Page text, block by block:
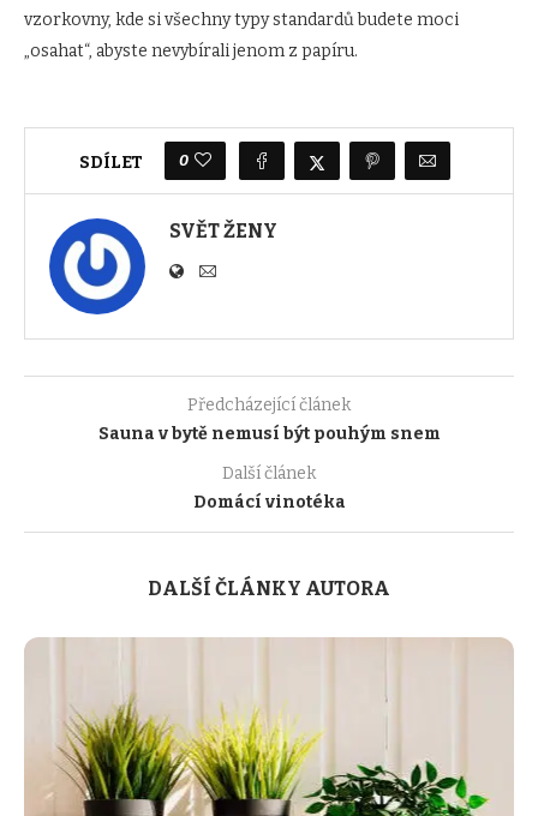
vzorkovny, kde si všechny typy standardů budete moci
„osahat“, abyste nevybírali jenom z papíru.
SDÍLET 0
SVĚT ŽENY
Předcházející článek
Sauna v bytě nemusí být pouhým snem
Další článek
Domácí vinotéka
DALŠÍ ČLÁNKY AUTORA